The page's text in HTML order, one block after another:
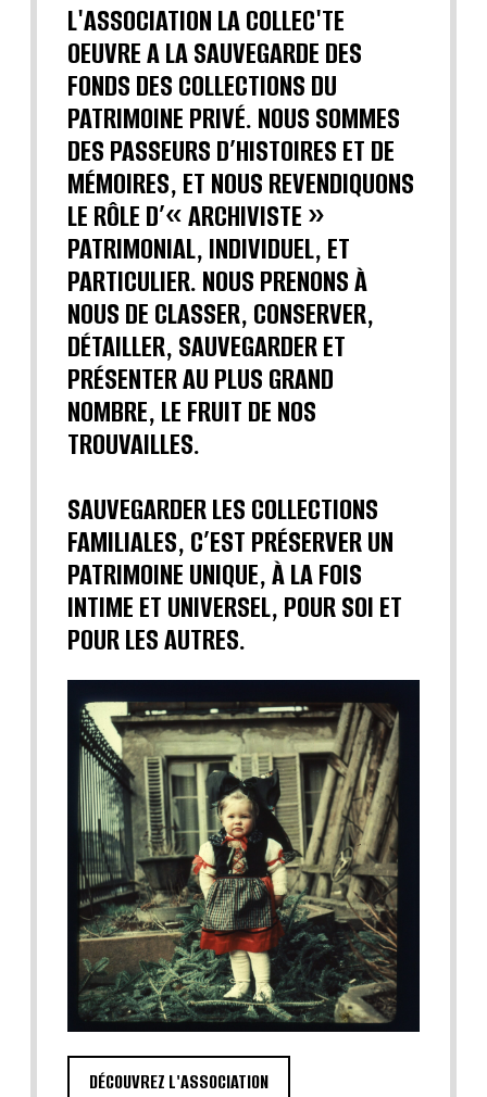
L'ASSOCIATION LA COLLEC'TE
OEUVRE A LA SAUVEGARDE DES
FONDS DES COLLECTIONS DU
PATRIMOINE PRIVÉ. NOUS SOMMES
DES PASSEURS D’HISTOIRES ET DE
MÉMOIRES, ET NOUS REVENDIQUONS
LE RÔLE D’« ARCHIVISTE »
PATRIMONIAL, INDIVIDUEL, ET
PARTICULIER. NOUS PRENONS À
NOUS DE CLASSER, CONSERVER,
DÉTAILLER, SAUVEGARDER ET
PRÉSENTER AU PLUS GRAND
NOMBRE, LE FRUIT DE NOS
TROUVAILLES.
SAUVEGARDER LES COLLECTIONS
FAMILIALES, C’EST PRÉSERVER UN
PATRIMOINE UNIQUE, À LA FOIS
INTIME ET UNIVERSEL, POUR SOI ET
POUR LES AUTRES.
DÉCOUVREZ L'ASSOCIATION